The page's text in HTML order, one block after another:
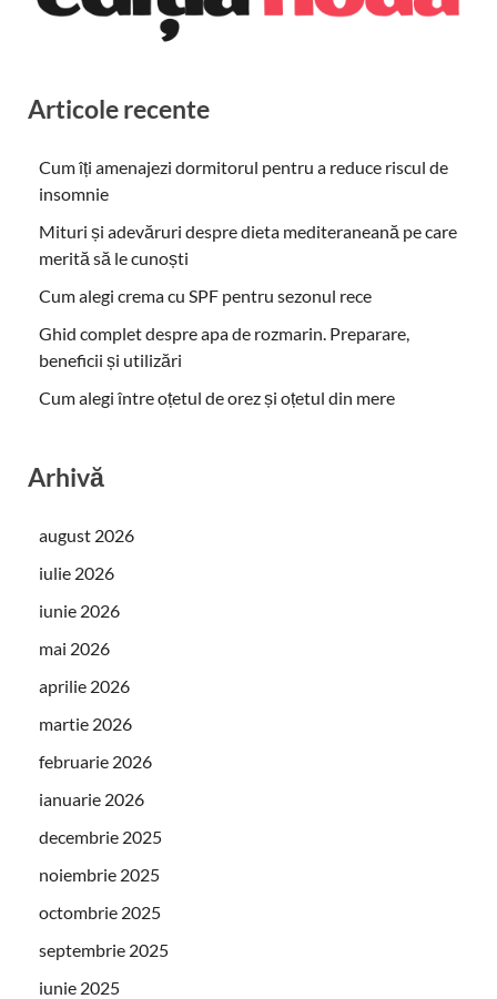
Articole recente
Cum îți amenajezi dormitorul pentru a reduce riscul de
insomnie
Mituri și adevăruri despre dieta mediteraneană pe care
merită să le cunoști
Cum alegi crema cu SPF pentru sezonul rece
Ghid complet despre apa de rozmarin. Preparare,
beneficii și utilizări
Cum alegi între oțetul de orez și oțetul din mere
Arhivă
august 2026
iulie 2026
iunie 2026
mai 2026
aprilie 2026
martie 2026
februarie 2026
ianuarie 2026
decembrie 2025
noiembrie 2025
octombrie 2025
septembrie 2025
iunie 2025